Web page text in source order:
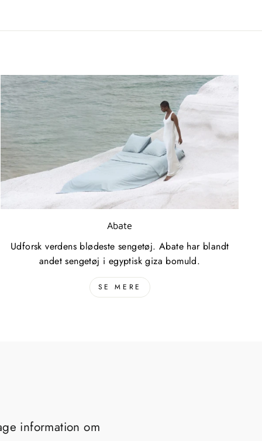
Abate
Udforsk verdens blødeste sengetøj. Abate har blandt
andet sengetøj i egyptisk giza bomuld.
SE MERE
information om